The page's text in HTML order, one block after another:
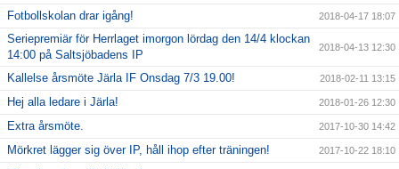
Fotbollskolan drar igång! 2018-04-17 18:07
Seriepremiär för Herrlaget imorgon lördag den 14/4 klockan
14:00 på Saltsjöbadens IP
2018-04-13 12:30
Kallelse årsmöte Järla IF Onsdag 7/3 19.00! 2018-02-11 13:15
Hej alla ledare i Järla! 2018-01-26 12:30
Extra årsmöte. 2017-10-30 14:42
Mörkret lägger sig över IP, håll ihop efter träningen! 2017-10-22 18:10